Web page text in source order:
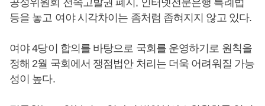
공정위원회 전속고발권 폐지, 인터넷전문은행 특례법
등을 놓고 여야 시각차이는 좀처럼 좁혀지지 않고 있다.
여야 4당이 합의를 바탕으로 국회를 운영하기로 원칙을
정해 2월 국회에서 쟁점법안 처리는 더욱 어려워질 가능
성이 높다.